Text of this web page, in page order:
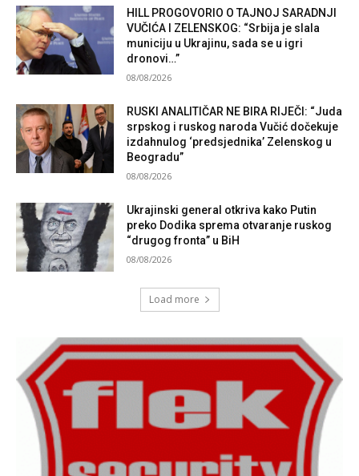
HILL PROGOVORIO O TAJNOJ SARADNJI
VUČIĆA I ZELENSKOG: “Srbija je slala
municiju u Ukrajinu, sada se u igri
dronovi…”
08/08/2026
RUSKI ANALITIČAR NE BIRA RIJEČI: “Juda
srpskog i ruskog naroda Vučić dočekuje
izdahnulog ‘predsjednika’ Zelenskog u
Beogradu”
08/08/2026
Ukrajinski general otkriva kako Putin
preko Dodika sprema otvaranje ruskog
“drugog fronta” u BiH
08/08/2026
Load more